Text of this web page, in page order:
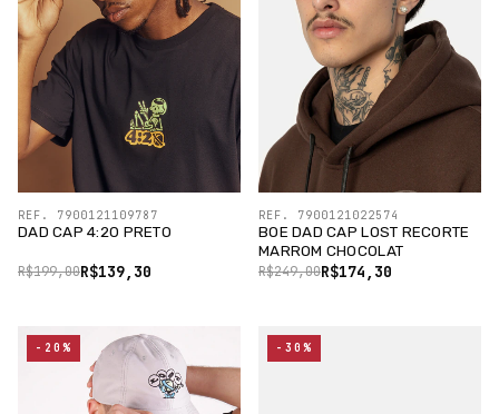
DAD CAP 4:20 PRETO
R$139,30
R$199,00
REF. 7900121109787
BOE DAD CAP LOST RECORTE
MARROM CHOCOLAT
R$174,30
R$249,00
REF. 7900121022574
-20% -30%